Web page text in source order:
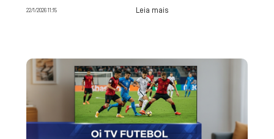
22/1/2026 11:15 Leia mais